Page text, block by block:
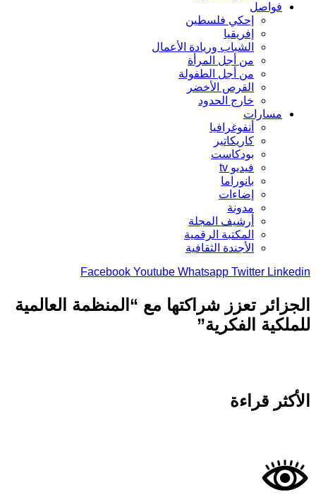
فواصل
إحكي فلسطين
إفريقيا
الشباب وريادة الأعمال
من أجل المرأة
من أجل الطفولة
القرص الأخضر
خارج الحدود
مسارات
أنفوغرافيا
كاريكاتير
بودكاست
فيديو tv
بانوراما
إضاءات
مدونة
أرشيف المجلة
المكتبة الرقمية
الأجندة الثقافية
Facebook Youtube Whatsapp Twitter
تعزز شراكتها مع “المنظمة العالمية
الفكرية”
قراءة